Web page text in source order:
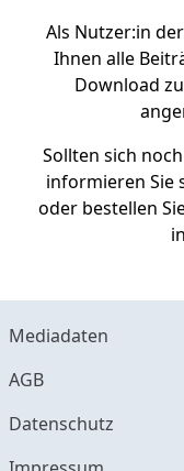
Als Nutzer:in
Ihnen alle
Download
Sollten sich
informieren Sie
oder bestellen
Mediadaten
AGB
Datenschutz